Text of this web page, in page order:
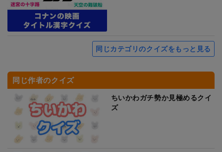
同じカテゴリのクイズをもっと見る
同じ作者のクイズ
ちいかわガチ勢か見極めるクイ
ズ